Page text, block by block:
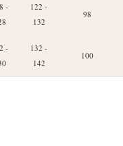
-
122 -
132
98
-
132 -
142
100